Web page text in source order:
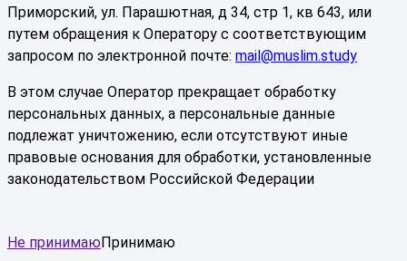
Приморский, ул. Парашютная, д 34, стр 1, кв 643, или
путем обращения к Оператору с соответствующим
запросом по электронной почте: mail@muslim.study
В этом случае Оператор прекращает обработку
персональных данных, а персональные данные
подлежат уничтожению, если отсутствуют иные
правовые основания для обработки, установленные
законодательством Российской Федерации
Не принимаюПринимаю